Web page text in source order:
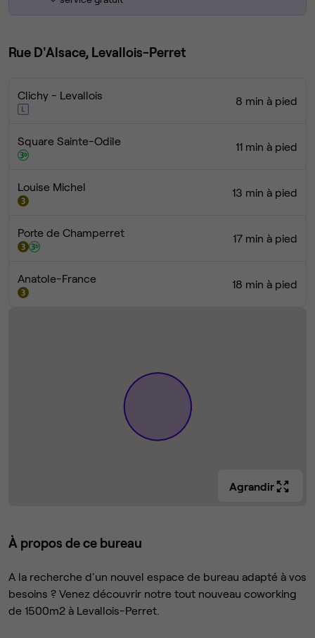
Rue D'Alsace, Levallois-Perret
Clichy - Levallois 8 min à pied
Square Sainte-Odile 11 min à pied
Louise Michel 13 min à pied
Porte de Champerret 17 min à pied
Anatole-France 18 min à pied
Agrandir
À propos de ce bureau
A la recherche d'un nouvel espace de bureau adapté à vos
besoins ? Venez découvrir notre tout nouveau coworking
de 1500m2 à Levallois-Perret.